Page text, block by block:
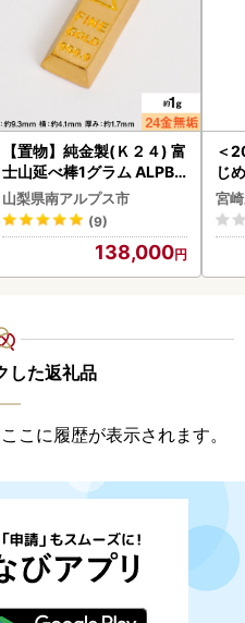
【置物】純金製(Ｋ２４) 富
士山延べ棒1グラム ALPBK
180
山梨県南アルプス市
(9)
138,000
＜
じ
ロ
宮
した返礼品
こに履歴が表示されます。